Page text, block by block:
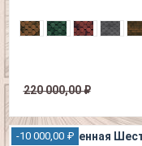
220 000,00 ₽
-10 000,00 ₽